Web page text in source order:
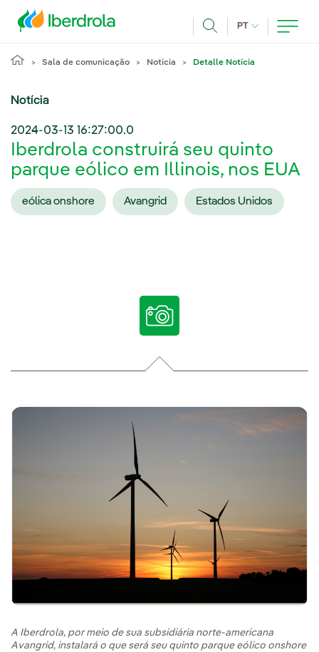
PT IDIOMA ATUAL,
Sala de comunicação Notícia Detalle Notícia
Notícia
2024-03-13 16:27:00.0
Iberdrola construirá seu quinto
parque eólico em Illinois, nos EUA
eólica onshore Avangrid Estados Unidos
A Iberdrola, por meio de sua subsidiária norte-americana
Avangrid, instalará o que será seu quinto parque eólico onshore